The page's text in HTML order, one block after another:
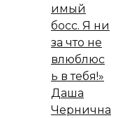
имый
босс. Я ни
за что не
влюблюс
ь в тебя!»
Даша
Чернична